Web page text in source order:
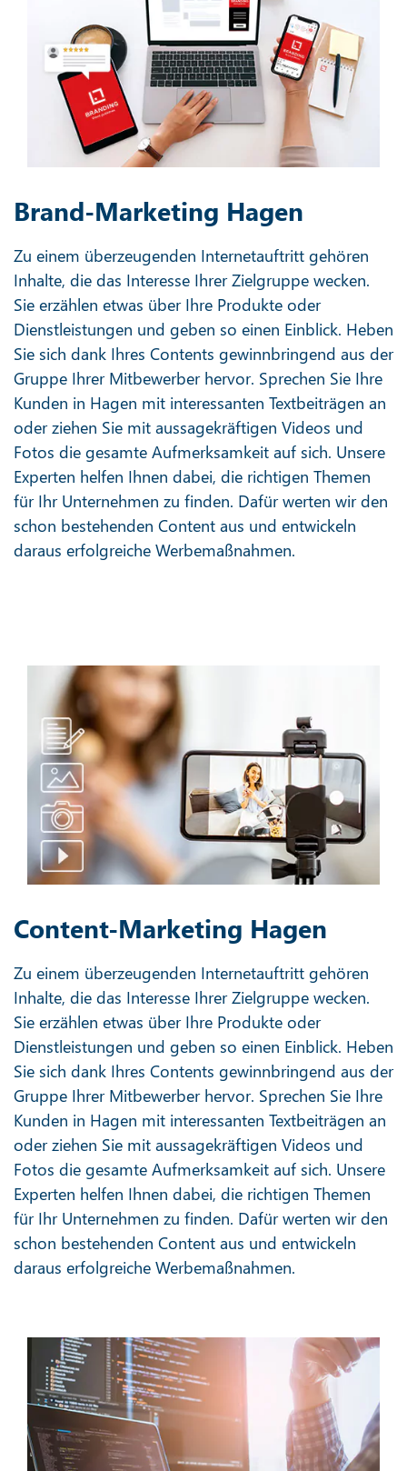
Brand-Marketing Hagen
Zu einem überzeugenden Internetauftritt gehören
Inhalte, die das Interesse Ihrer Zielgruppe wecken.
Sie erzählen etwas über Ihre Produkte oder
Dienstleistungen und geben so einen Einblick. Heben
Sie sich dank Ihres Contents gewinnbringend aus der
Gruppe Ihrer Mitbewerber hervor. Sprechen Sie Ihre
Kunden in Hagen mit interessanten Textbeiträgen an
oder ziehen Sie mit aussagekräftigen Videos und
Fotos die gesamte Aufmerksamkeit auf sich. Unsere
Experten helfen Ihnen dabei, die richtigen Themen
für Ihr Unternehmen zu finden. Dafür werten wir den
schon bestehenden Content aus und entwickeln
daraus erfolgreiche Werbemaßnahmen.
Content-Marketing Hagen
Zu einem überzeugenden Internetauftritt gehören
Inhalte, die das Interesse Ihrer Zielgruppe wecken.
Sie erzählen etwas über Ihre Produkte oder
Dienstleistungen und geben so einen Einblick. Heben
Sie sich dank Ihres Contents gewinnbringend aus der
Gruppe Ihrer Mitbewerber hervor. Sprechen Sie Ihre
Kunden in Hagen mit interessanten Textbeiträgen an
oder ziehen Sie mit aussagekräftigen Videos und
Fotos die gesamte Aufmerksamkeit auf sich. Unsere
Experten helfen Ihnen dabei, die richtigen Themen
für Ihr Unternehmen zu finden. Dafür werten wir den
schon bestehenden Content aus und entwickeln
daraus erfolgreiche Werbemaßnahmen.